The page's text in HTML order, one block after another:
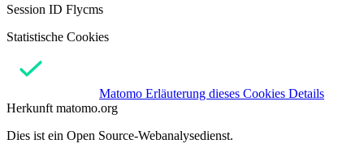
Session ID Flycms
Statistische Cookies
Matomo Erläuterung dieses Cookies Details
Herkunft matomo.org
Dies ist ein Open Source-Webanalysedienst.